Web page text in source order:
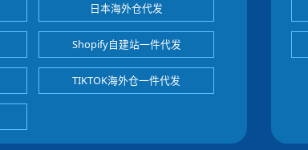
日本海外仓代发
Shopify自建站一件代发
TIKTOK海外仓一件代发